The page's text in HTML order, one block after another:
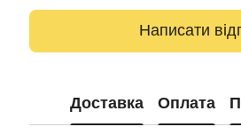
Написати
Доставка Оплата